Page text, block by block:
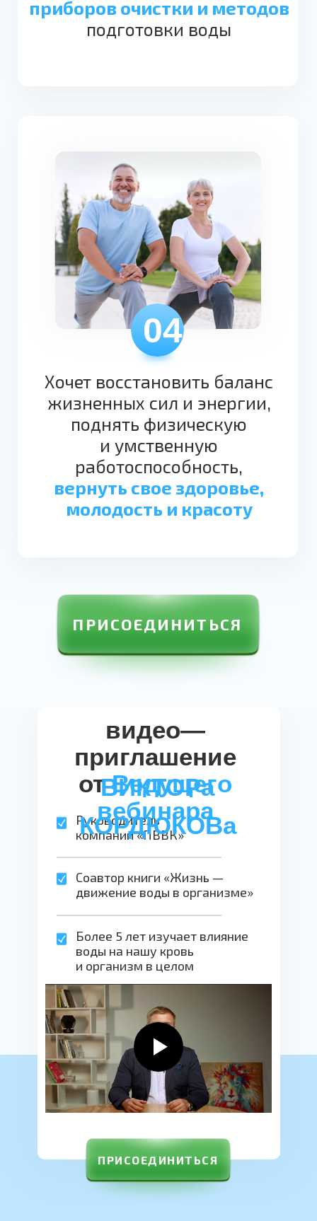
видео—
приглашение
отВедущего
вебинара
ВИКТОР
КОРДЮКОВ
Более 5 лет изучает влияние
воды на нашу кровь
и организм в целом
Соавтор книги «Жизнь —
движение воды в организме»
Руководитель
компании «ПВВК»
ВИКТОРа
КОРДЮКОВа
ПРИСОЕДИНИТЬСЯ